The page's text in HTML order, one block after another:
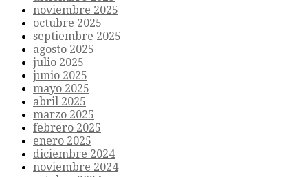
noviembre 2025
octubre 2025
septiembre 2025
agosto 2025
julio 2025
junio 2025
mayo 2025
abril 2025
marzo 2025
febrero 2025
enero 2025
diciembre 2024
noviembre 2024